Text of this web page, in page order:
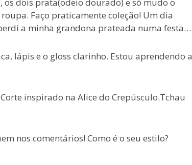
os dois prata(odeio dourado) e só mudo o
Faço praticamente coleção! Um dia
a minha grandona prateada numa festa…
lápis e o gloss clarinho. Estou aprendendo a
inspirado na Alice do Crepúsculo.Tchau
nos comentários! Como é o seu estilo?